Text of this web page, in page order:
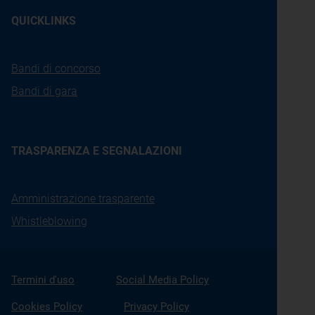
QUICKLINKS
Bandi di concorso
Bandi di gara
TRASPARENZA E SEGNALAZIONI
Amministrazione trasparente
Whistleblowing
Termini d'uso Social Media Policy
Cookies Policy Privacy Policy